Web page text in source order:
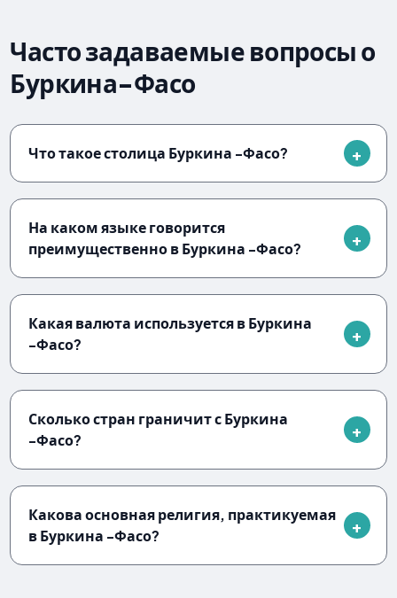
Часто задаваемые вопросы о
Буркина-Фасо
Что такое столица Буркина -Фасо?
На каком языке говорится
преимущественно в Буркина -Фасо?
Какая валюта используется в Буркина
-Фасо?
Сколько стран граничит с Буркина
-Фасо?
Какова основная религия, практикуемая
в Буркина -Фасо?